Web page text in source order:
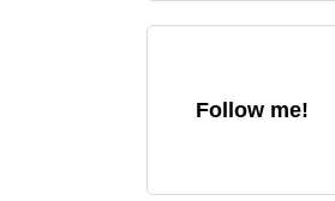
Follow me!